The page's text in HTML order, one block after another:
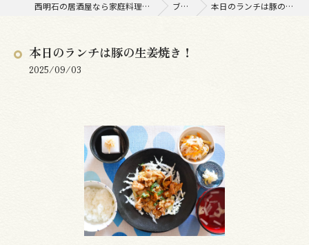
西明石の居酒屋なら家庭料理と肉 居酒屋 伸 ブログ 本日のランチは豚の生姜焼き！
本日のランチは豚の生姜焼き！
2025/09/03